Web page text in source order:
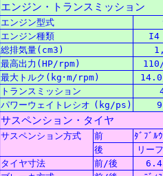
エンジン・トランスミッション
エンジン型式
エンジン種類
I4
総排気量(cm3)
最高出力 (HP/rpm)
最大トルク(kg･m/rpm)
トランスミッション
パワーウェイトレシオ (kg/ps)
サスペンション・タイヤ
サスペンション方式 前
ﾀﾞﾌﾞﾙ
後
リー
タイヤ寸法 前/後